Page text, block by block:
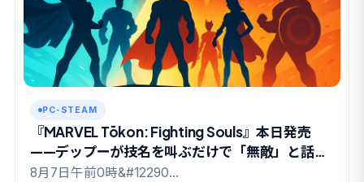
PC-STEAM
『MARVEL Tōkon: Fighting Souls』本日発売
——デップーが技名を叫ぶだけで「無敵」と話題
のドリームチーム祭り
8月7日午前0時&#12290…